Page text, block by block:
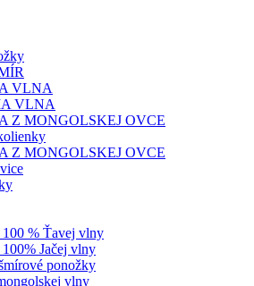
VLNA
VLNA
Z MONGOLSKEJ OVCE
Z MONGOLSKEJ OVCE
% Ťavej vlny
Jačej vlny
ponožky
vlny